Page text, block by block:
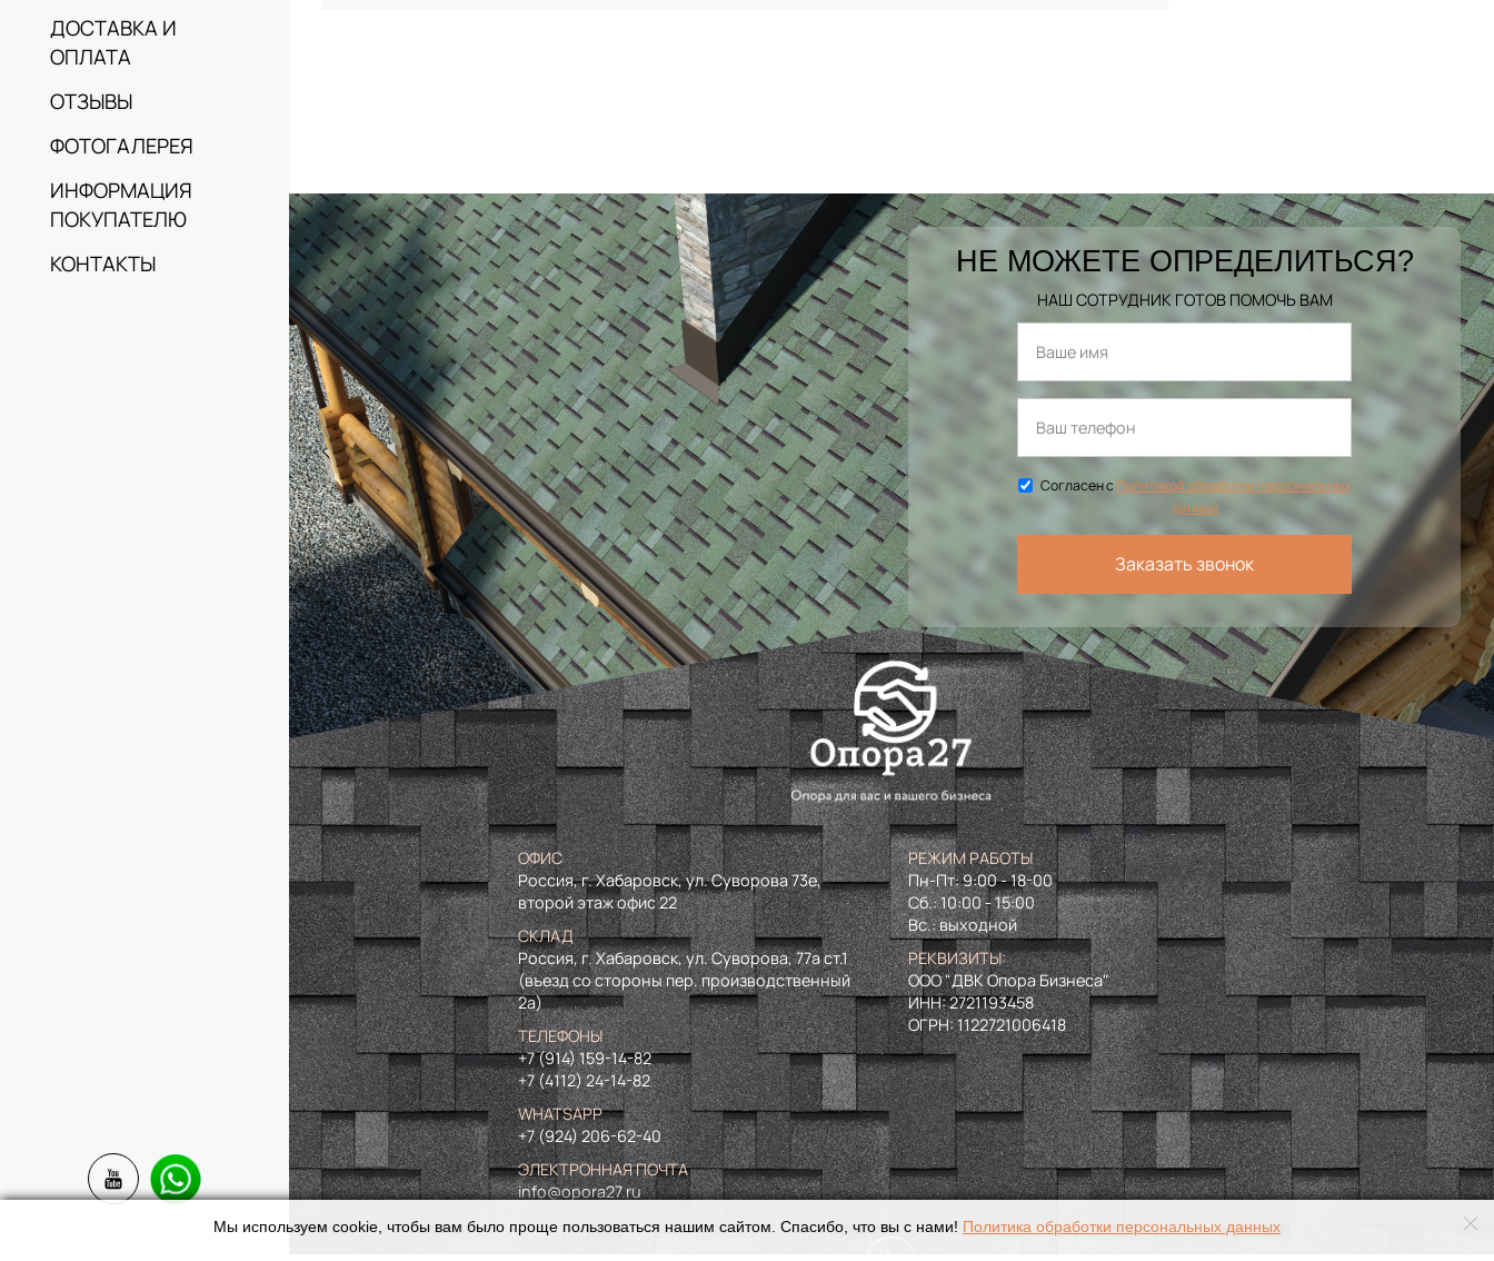
ДОСТАВКА И
ОПЛАТА
ОТЗЫВЫ
ФОТОГАЛЕРЕЯ
ИНФОРМАЦИЯ
ПОКУПАТЕЛЮ
КОНТАКТЫ
НЕ МОЖЕТЕ ОПРЕДЕЛИТЬСЯ?
НАШ СОТРУДНИК ГОТОВ ПОМОЧЬ ВАМ
Согласен сПолитикой обработки персональных
данных
Заказать звонок
ОФИС
Россия, г. Хабаровск, ул. Суворова 73е,
второй этаж офис 22
СКЛАД
Россия, г. Хабаровск, ул. Суворова, 77а ст.1
(въезд со стороны пер. производственный
2а)
ТЕЛЕФОНЫ
+7 (914) 159-14-82
+7 (4112) 24-14-82
WHATSAPP
+7 (924) 206-62-40
ЭЛЕКТРОННАЯ ПОЧТА
info@opora27.ru
РЕЖИМ РАБОТЫ
Пн-Пт: 9:00 - 18-00
Сб.: 10:00 - 15:00
Вс.: выходной
РЕКВИЗИТЫ:
ООО "ДВК Опора Бизнеса"
ИНН:2721193458
ОГРН:1122721006418
Мы используем cookie, чтобы вам было проще пользоваться нашим сайтом. Спасибо, что вы с нами! Политика обработки персональных данных